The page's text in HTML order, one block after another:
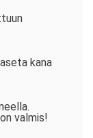
kana
valmis!